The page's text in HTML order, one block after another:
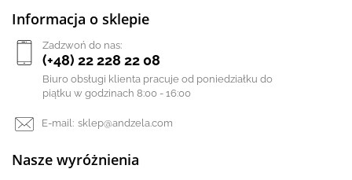
Informacja o sklepie
Zadzwoń do nas:
(+48) 22 228 22 08
Biuro obsługi klienta pracuje od poniedziałku do
piątku w godzinach 8:00 - 16:00
E-mail: sklep@andzela.com
Nasze wyróżnienia